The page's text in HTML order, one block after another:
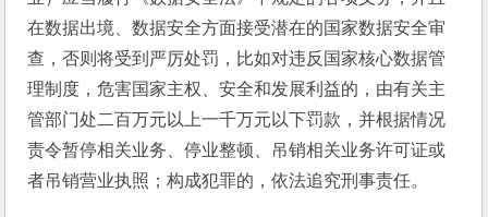
在数据出境、数据安全方面接受潜在的国家数据安全审
查，否则将受到严厉处罚，比如对违反国家核心数据管
理制度，危害国家主权、安全和发展利益的，由有关主
管部门处二百万元以上一千万元以下罚款，并根据情况
责令暂停相关业务、停业整顿、吊销相关业务许可证或
者吊销营业执照；构成犯罪的，依法追究刑事责任。